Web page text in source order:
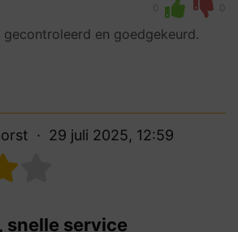
0 0
en goedgekeurd.
29 juli 2025, 12:59
snelle service